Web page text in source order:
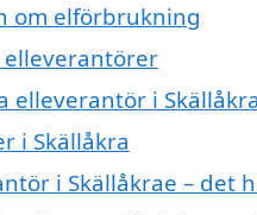
om elförbrukning
elleverantör i
i Skällåkra
i Skällåkrae – det